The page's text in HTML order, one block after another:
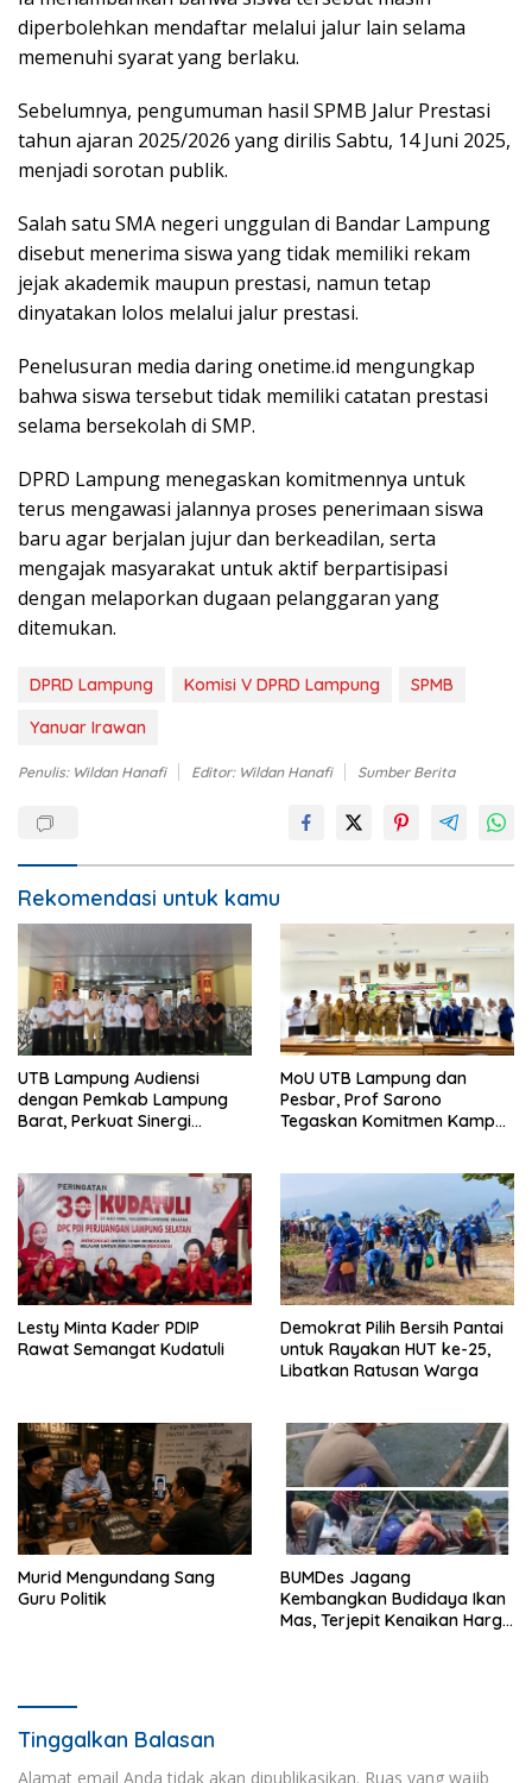
diperbolehkan mendaftar melalui jalur lain selama
memenuhi syarat yang berlaku.
Sebelumnya, pengumuman hasil SPMB Jalur Prestasi
tahun ajaran 2025/2026 yang dirilis Sabtu, 14 Juni 2025,
menjadi sorotan publik.
Salah satu SMA negeri unggulan di Bandar Lampung
disebut menerima siswa yang tidak memiliki rekam
jejak akademik maupun prestasi, namun tetap
dinyatakan lolos melalui jalur prestasi.
Penelusuran media daring onetime.id mengungkap
bahwa siswa tersebut tidak memiliki catatan prestasi
selama bersekolah di SMP.
DPRD Lampung menegaskan komitmennya untuk
terus mengawasi jalannya proses penerimaan siswa
baru agar berjalan jujur dan berkeadilan, serta
mengajak masyarakat untuk aktif berpartisipasi
dengan melaporkan dugaan pelanggaran yang
ditemukan.
DPRD Lampung Komisi V DPRD Lampung
SPMB
Yanuar Irawan
Penulis: Wildan Hanafi Editor: Wildan Hanafi Sumber Berita
Rekomendasi untuk kamu
UTB Lampung Audiensi
dengan Pemkab Lampung
Barat, Perkuat Sinergi
MoU UTB Lampung dan
Pesbar, Prof Sarono
Tegaskan Komitmen Kampus
Lesty Minta Kader PDIP
Rawat Semangat Kudatuli
Demokrat Pilih Bersih Pantai
untuk Rayakan HUT ke-25,
Libatkan Ratusan Warga
Murid Mengundang Sang
Guru Politik
BUMDes Jagang
Kembangkan Budidaya Ikan
Mas, Terjepit Kenaikan Harga
Tinggalkan Balasan
Alamat email Anda tidak akan dipublikasikan. Ruas yang wajib